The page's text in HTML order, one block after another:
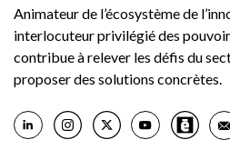
Animateur de l’écosystème de
interlocuteur privilégié des
contribue à relever les défis du
proposer des solutions concrètes.